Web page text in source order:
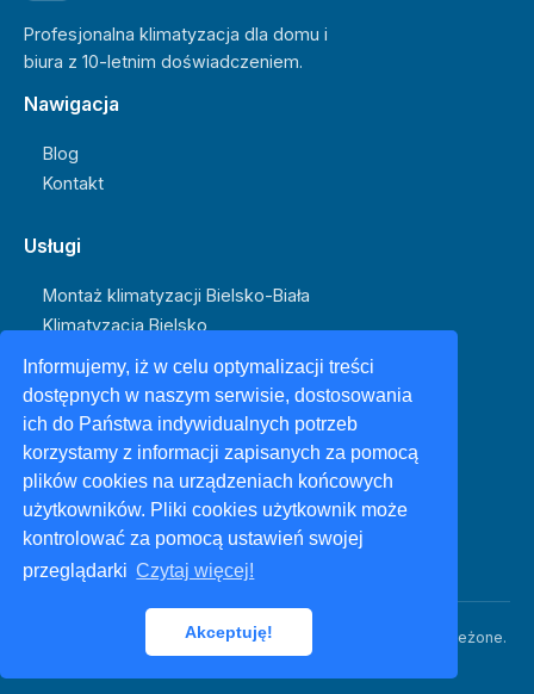
Informujemy, iż w celu optymalizacji treści
dostępnych w naszym serwisie, dostosowania
ich do Państwa indywidualnych potrzeb
korzystamy z informacji zapisanych za pomocą
plików cookies na urządzeniach końcowych
użytkowników. Pliki cookies użytkownik może
kontrolować za pomocą ustawień swojej
przeglądarki Czytaj więcej!
Akceptuję!
Profesjonalna klimatyzacja dla domu i
biura z 10-letnim doświadczeniem.
Nawigacja
Blog
Kontakt
Usługi
Montaż klimatyzacji Bielsko-Biała
Klimatyzacja Bielsko
Klimatyzacja Bielsko-Biała
Kontakt
+48 604 507 402
biuro@beskidmaly.pl
Bielsko-Biała
© 2026 Klimatyzacja Beskid Mały. Wszystkie prawa zastrzeżone.
Polityka prywatności